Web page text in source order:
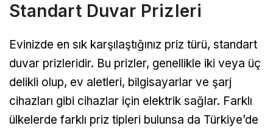
Standart Duvar Prizleri
Evinizde en sık karşılaştığınız priz türü, standart
duvar prizleridir. Bu prizler, genellikle iki veya üç
delikli olup, ev aletleri, bilgisayarlar ve şarj
cihazları gibi cihazlar için elektrik sağlar. Farklı
ülkelerde farklı priz tipleri bulunsa da Türkiye’de